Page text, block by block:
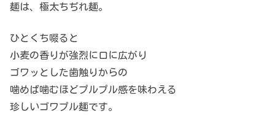
麺は、極太ちぢれ麺。
ひとくち啜ると
小麦の香りが強烈に口に広がり
ゴワッとした歯触りからの
噛めば噛むほどプルプル感を味わえる
珍しいゴワプル麺です。